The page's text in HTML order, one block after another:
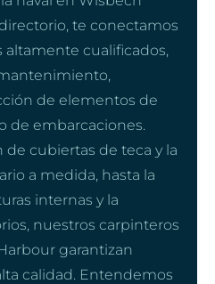
te conectamos
altamente cualificados,
de elementos de
de embarcaciones.
de cubiertas de teca y la
a medida, hasta la
internas y la
nuestros carpinteros
garantizan
calidad. Entendemos